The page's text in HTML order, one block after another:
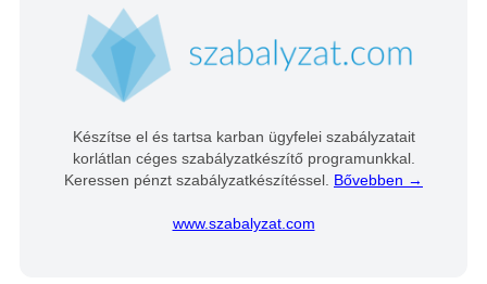
Készítse el és tartsa karban ügyfelei szabályzatait
korlátlan céges szabályzatkészítő programunkkal.
Keressen pénzt szabályzatkészítéssel. Bővebben →
www.szabalyzat.com